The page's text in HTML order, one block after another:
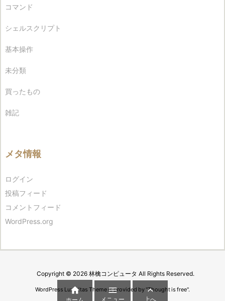
コマンド
シェルスクリプト
基本操作
未分類
買ったもの
雑記
メタ情報
ログイン
投稿フィード
コメントフィード
WordPress.org
Copyright © 2026 林檎コンピュータ All Rights Reserved.
WordPress Luxeritas Theme is provided by "Thought is free".
 
メニュー

上へ